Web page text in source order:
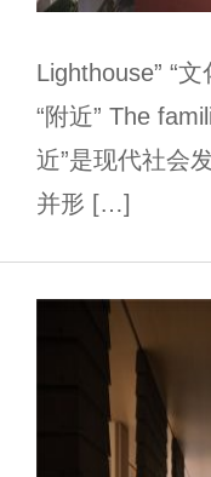
Lighthouse” “
“附近” The
近”是现代社会
并形 […]